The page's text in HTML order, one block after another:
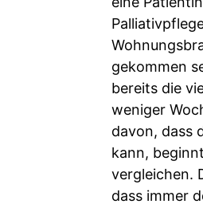
gekommen
bereits die
weniger
davon, dass
kann,
vergleichen.
dass immer